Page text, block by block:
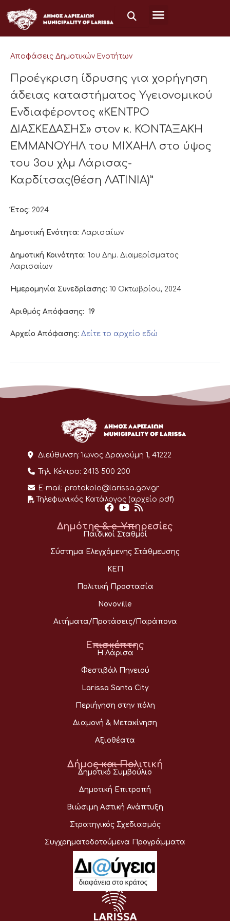
στο
περιεχόμενο
Αποφάσεις Δημοτικών Ενοτήτων
Προέγκριση ίδρυσης για χορήγηση
άδειας καταστήματος Υγειονομικού
Ενδιαφέροντος «KEΝΤΡΟ
ΔΙΑΣΚΕΔΑΣΗΣ» στον κ. ΚΟΝΤΑΞΑΚΗ
ΕΜΜΑΝΟΥΗΛ του ΜΙΧΑΗΛ στο ύψος
του 3ου χλμ Λάρισας-
Καρδίτσας(θέση ΛΑΤΙΝΙΑ)”
Έτος: 2024
Δημοτική Ενότητα: Λαρισαίων
Δημοτική Κοινότητα: 1ου Δημ. Διαμερίσματος
Λαρισαίων
Ημερομηνία Συνεδρίασης: 10 Οκτωβρίου, 2024
Αριθμός Απόφασης: 19
Αρχείο Απόφασης: Δείτε το αρχείο εδώ
Διεύθυνση: Ίωνος Δραγούμη 1, 41222
Τηλ. Κέντρο: 2413 500 200
E-mail: protokolo@larissa.gov.gr
Τηλεφωνικός Κατάλογος (αρχείο pdf)
Δημότης & e-Υπηρεσίες
Παιδικοί Σταθμοί
Σύστημα Ελεγχόμενης Στάθμευσης
ΚΕΠ
Πολιτική Προστασία
Novoville
Αιτήματα/Προτάσεις/Παράπονα
Επισκέπτης
Η Λάρισα
Φεστιβάλ Πηνειού
Larissa Santa City
Περιήγηση στην πόλη
Διαμονή & Μετακίνηση
Αξιοθέατα
Δήμος και Πολιτική
Δημοτικό Συμβούλιο
Δημοτική Επιτροπή
Βιώσιμη Αστική Ανάπτυξη
Στρατηγικός Σχεδιασμός
Συγχρηματοδοτούμενα Προγράμματα